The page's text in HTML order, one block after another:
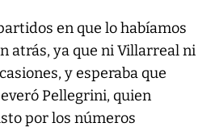
en que lo habíamos
atrás, ya que ni Villarreal ni
y esperaba que
Pellegrini, quien
por los números